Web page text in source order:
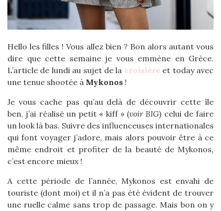
Hello les filles ! Vous allez bien ? Bon alors autant vous
dire que cette semaine je vous emmène en Grèce.
L’article de lundi au sujet de la croisière et today avec
une tenue shootée à Mykonos !
Je vous cache pas qu’au delà de découvrir cette île
ben, j’ai réalisé un petit « kiff » (voir BIG) celui de faire
un look là bas. Suivre des influenceuses internationales
qui font voyager j’adore, mais alors pouvoir être à ce
même endroit et profiter de la beauté de Mykonos,
c’est encore mieux !
A cette période de l’année, Mykonos est envahi de
touriste (dont moi) et il n’a pas été évident de trouver
une ruelle calme sans trop de passage. Mais bon on y